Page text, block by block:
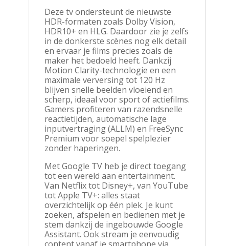
Deze tv ondersteunt de nieuwste
HDR-formaten zoals Dolby Vision,
HDR10+ en HLG. Daardoor zie je zelfs
in de donkerste scènes nog elk detail
en ervaar je films precies zoals de
maker het bedoeld heeft. Dankzij
Motion Clarity-technologie en een
maximale verversing tot 120 Hz
blijven snelle beelden vloeiend en
scherp, ideaal voor sport of actiefilms.
Gamers profiteren van razendsnelle
reactietijden, automatische lage
inputvertraging (ALLM) en FreeSync
Premium voor soepel spelplezier
zonder haperingen.
Met Google TV heb je direct toegang
tot een wereld aan entertainment.
Van Netflix tot Disney+, van YouTube
tot Apple TV+: alles staat
overzichtelijk op één plek. Je kunt
zoeken, afspelen en bedienen met je
stem dankzij de ingebouwde Google
Assistant. Ook stream je eenvoudig
content vanaf je smartphone via